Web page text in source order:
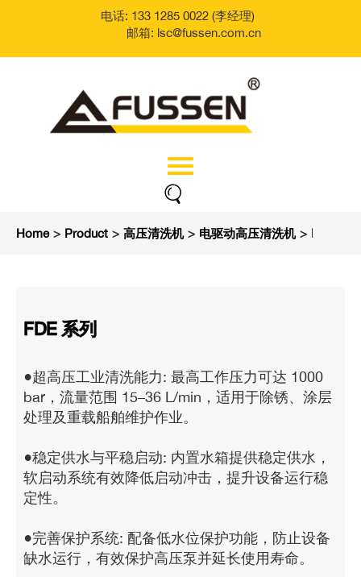
电话: 133 1285 0022 (李经理)
邮箱: lsc@fussen.com.cn
Home > Product > 高压清洗机 > 电驱动高压清洗机 > FDE 系列
FDE 系列
●超高压工业清洗能力: 最高工作压力可达 1000
bar，流量范围 15–36 L/min，适用于除锈、涂层
处理及重载船舶维护作业。
●稳定供水与平稳启动: 内置水箱提供稳定供水，
软启动系统有效降低启动冲击，提升设备运行稳
定性。
●完善保护系统: 配备低水位保护功能，防止设备
缺水运行，有效保护高压泵并延长使用寿命。